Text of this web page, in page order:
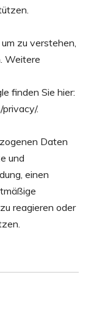
zu verstehen,
Weitere
finden Sie hier:
.
Daten
und
einen
reagieren oder